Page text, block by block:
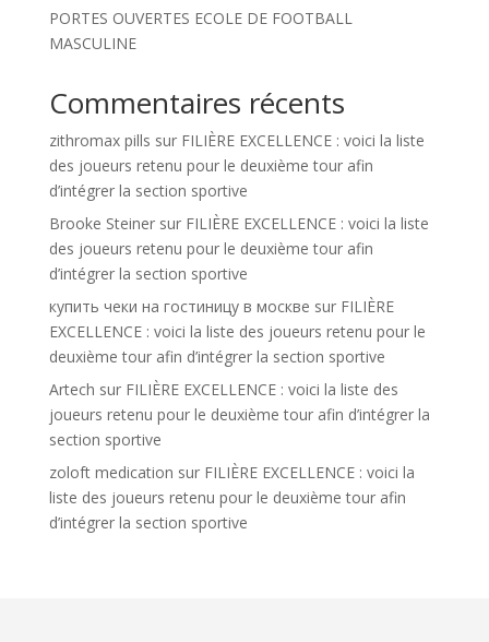
PORTES OUVERTES ECOLE DE FOOTBALL
MASCULINE
Commentaires récents
zithromax pills sur FILIÈRE EXCELLENCE : voici la liste
des joueurs retenu pour le deuxième tour afin
d’intégrer la section sportive
Brooke Steinersur FILIÈRE EXCELLENCE : voici la liste
des joueurs retenu pour le deuxième tour afin
d’intégrer la section sportive
купить чеки на гостиницу в москве sur FILIÈRE
EXCELLENCE : voici la liste des joueurs retenu pour le
deuxième tour afin d’intégrer la section sportive
Artech sur FILIÈRE EXCELLENCE : voici la liste des
joueurs retenu pour le deuxième tour afin d’intégrer la
section sportive
zoloft medication sur FILIÈRE EXCELLENCE : voici la
liste des joueurs retenu pour le deuxième tour afin
d’intégrer la section sportive